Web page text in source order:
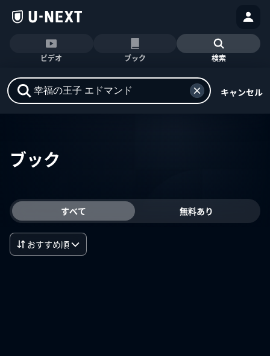
ビデオ ブック 検索
キャンセル
ブック
すべて 無料あり
おすすめ順